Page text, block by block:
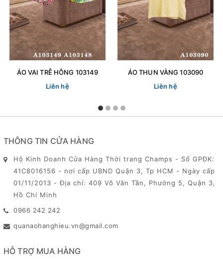
ÁO VAI TRỄ HÔNG 103149
Liên hệ
ÁO THUN VÀNG 103090
Liên hệ
THÔNG TIN CỬA HÀNG
Hộ Kinh Doanh Cửa Hàng Thời trang Champs - Số GPĐK:
41C8016156 - nơi cấp UBND Quận 3, Tp HCM - Ngày cấp
01/11/2013 - Địa chỉ: 409 Võ Văn Tần, Phường 5, Quận 3,
Hồ Chí Minh
0966 242 242
quanaohanghieu.vn@gmail.com
HỖ TRỢ MUA HÀNG